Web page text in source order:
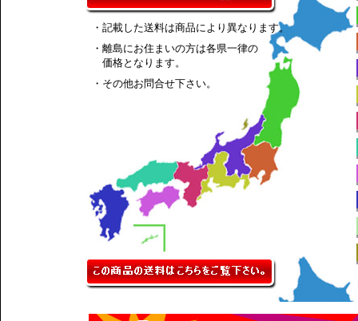
・記載した送料は商品により異なります。
・離島にお住まいの方は各県一律の
価格となります。
・その他お問合せ下さい。